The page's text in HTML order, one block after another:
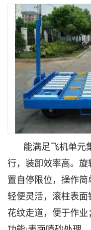
能满足飞机单元
行，装卸效率高。旋
置自停限位，操作
轻便灵活，滚柱表
花纹走道，便于作